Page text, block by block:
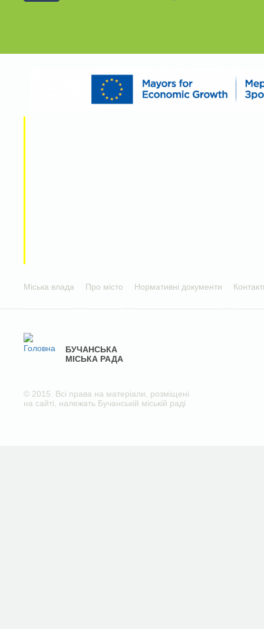
Міська влада Про місто Нормативні документи
БУЧАНСЬКА
МІСЬКА РАДА
© 2015. Всі права на матеріали, розміщені
на сайті, належать Бучанській міській раді